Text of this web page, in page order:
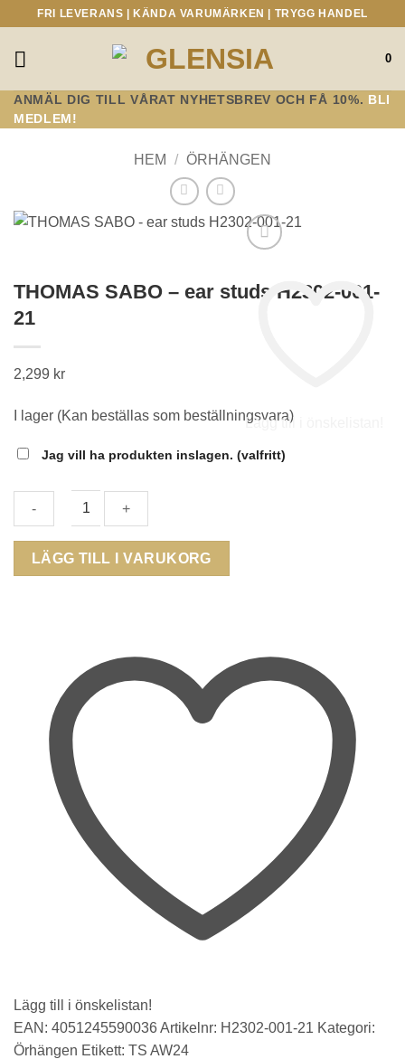
content
FRI LEVERANS | KÄNDA VARUMÄRKEN | TRYGG HANDEL
0
ANMÄL DIG TILL VÅRAT NYHETSBREV OCH FÅ 10%. BLI
MEDLEM!
HEM / ÖRHÄNGEN
Lägg till i önskelistan!
THOMAS SABO – ear studs H2302-001-
21
2,299 kr
I lager (Kan beställas som beställningsvara)
Jag vill ha produkten inslagen. (valfritt)
THOMAS
mängd
LÄGG TILL I VARUKORG
Lägg till i önskelistan!
EAN: 4051245590036Artikelnr: H2302-001-21 Kategori:
Örhängen Etikett: TS AW24